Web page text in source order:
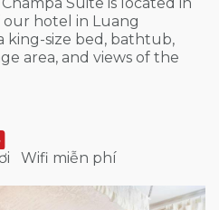
hotel in Luang
king-size bed, bathtub,
area, and views of the
Wifi miễn phí